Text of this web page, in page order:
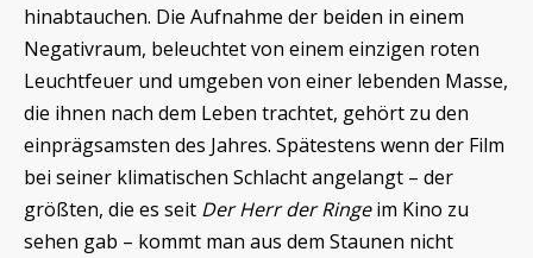
hinabtauchen. Die Aufnahme der beiden in einem
Negativraum, beleuchtet von einem einzigen roten
Leuchtfeuer und umgeben von einer lebenden Masse,
die ihnen nach dem Leben trachtet, gehört zu den
einprägsamsten des Jahres. Spätestens wenn der Film
bei seiner klimatischen Schlacht angelangt – der
größten, die es seit Der Herr der Ringeim Kino zu
sehen gab – kommt man aus dem Staunen nicht